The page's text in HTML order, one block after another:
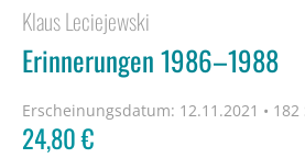
Klaus Leciejewski
Erinnerungen 1986–1988
Erscheinungsdatum: 12.11.2021 •
24,80€